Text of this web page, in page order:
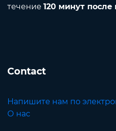
течение 120 минут после
Contact
Напишите нам по
О нас